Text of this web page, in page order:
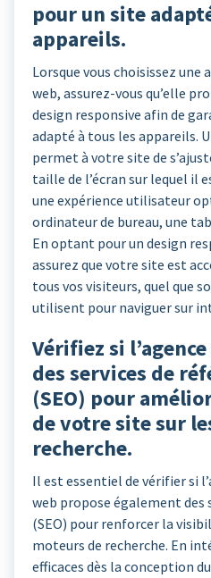
pour un site
appareils.
Lorsque vous choisissez une
web, assurez-vous qu’elle
design responsive afin de
adapté à tous les appareils.
permet à votre site de
taille de l’écran sur lequel il
une expérience utilisateur
ordinateur de bureau, une
En optant pour un design
assurez que votre site est
tous vos visiteurs, quel que
utilisent pour naviguer sur
Vérifiez si
des services de
(SEO) pour
de votre site sur
recherche.
Il est essentiel de vérifier si
web propose également des
(SEO) pour renforcer la
moteurs de recherche. En
efficaces dès la conception